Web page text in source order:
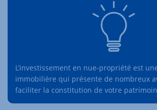
L’investissement en nue-propriété est
immobilière qui présente de nombreux
faciliter la constitution de votre